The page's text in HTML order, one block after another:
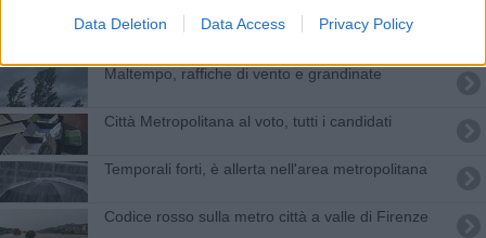
Data Deletion Data Access Privacy Policy
Allerta meteo, c'è il rischio di forti temporali
Maltempo, raffiche di vento e grandinate
Città Metropolitana al voto, tutti i candidati
Temporali forti, è allerta nell'area metropolitana
Codice rosso sulla metro città a valle di Firenze